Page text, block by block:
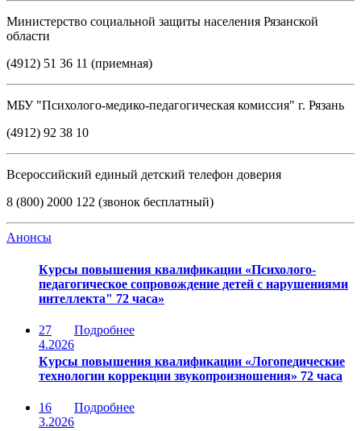
Министерство социальной защиты населения Рязанской
области
(4912) 51 36 11 (приемная)
МБУ "Психолого-медико-педагогическая комиссия" г. Рязань
(4912) 92 38 10
Всероссийский единый детский телефон доверия
8 (800) 2000 122 (звонок бесплатный)
Анонсы
Курсы повышения квалификации «Психолого-
педагогическое сопровождение детей с нарушениями
интеллекта" 72 часа»
27
4.2026
Подробнее
Курсы повышения квалификации «Логопедические
технологии коррекции звукопроизношения» 72 часа
16
3.2026
Подробнее